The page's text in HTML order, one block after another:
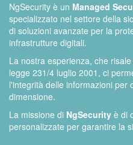
NgSecurity è un Managed
specializzato nel settore della
di soluzioni avanzate per la
infrastrutture digitali.
La nostra esperienza, che
legge 231/4 luglio 2001, ci
l'integrità delle informazioni per
dimensione.
La missione di NgSecurity è di
personalizzate per garantire la